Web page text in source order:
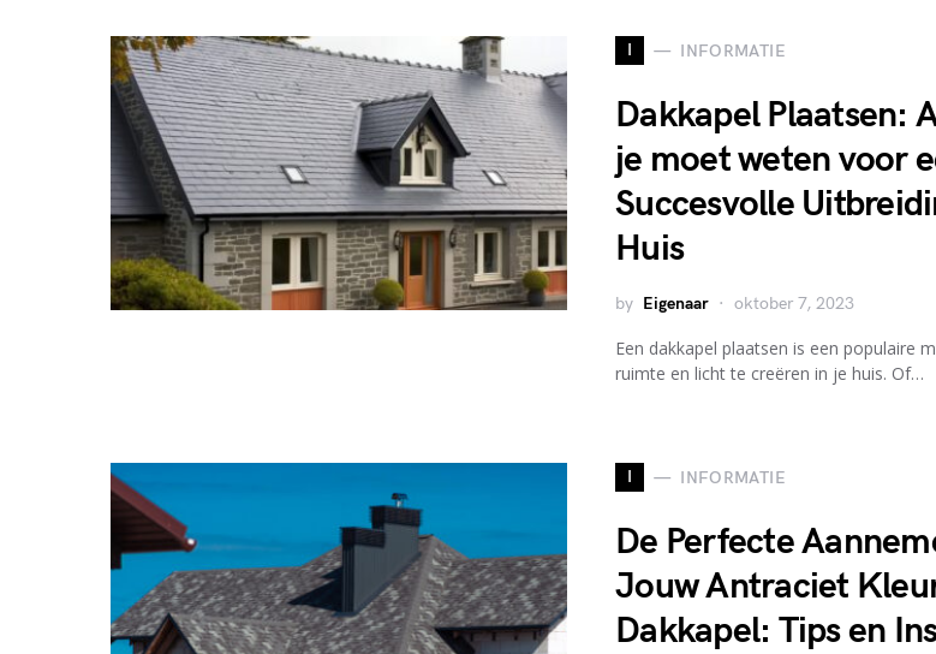
I INFORMATIE
Dakkapel Plaatsen:
je moet weten voor
Succesvolle
Huis
by Eigenaar oktober 7, 2023
Een dakkapel plaatsen is een populaire
ruimte en licht te creëren in je huis. Of…
I INFORMATIE
De Perfecte
Jouw Antraciet
Dakkapel: Tips en